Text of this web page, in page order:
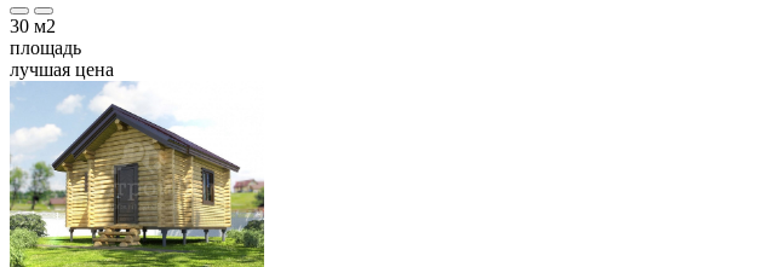
30 м2
площадь
лучшая цена